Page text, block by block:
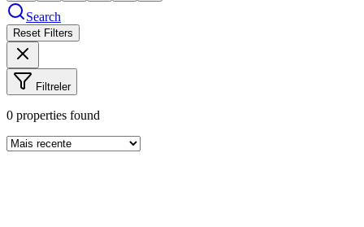
Search
Reset Filters
Filtreler
0 properties found